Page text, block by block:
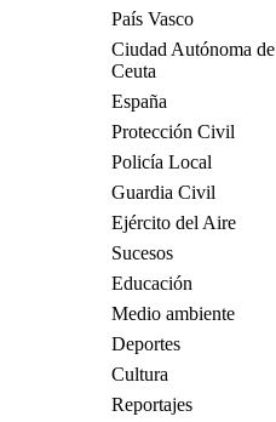
País Vasco
Ciudad Autónoma de
Ceuta
España
Protección Civil
Policía Local
Guardia Civil
Ejército del Aire
Sucesos
Educación
Medio ambiente
Deportes
Cultura
Reportajes